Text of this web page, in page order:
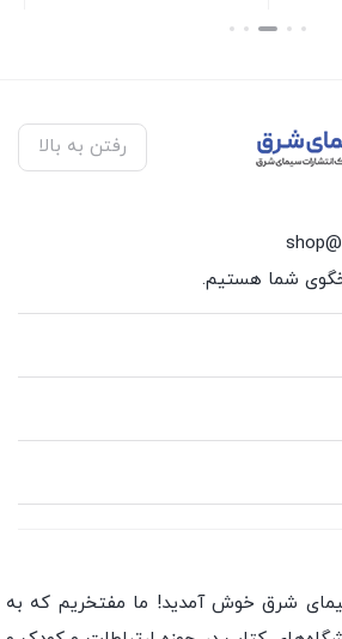
بستن
رفتن به بالا
شرق خوش آمدید! ما مفتخریم که به